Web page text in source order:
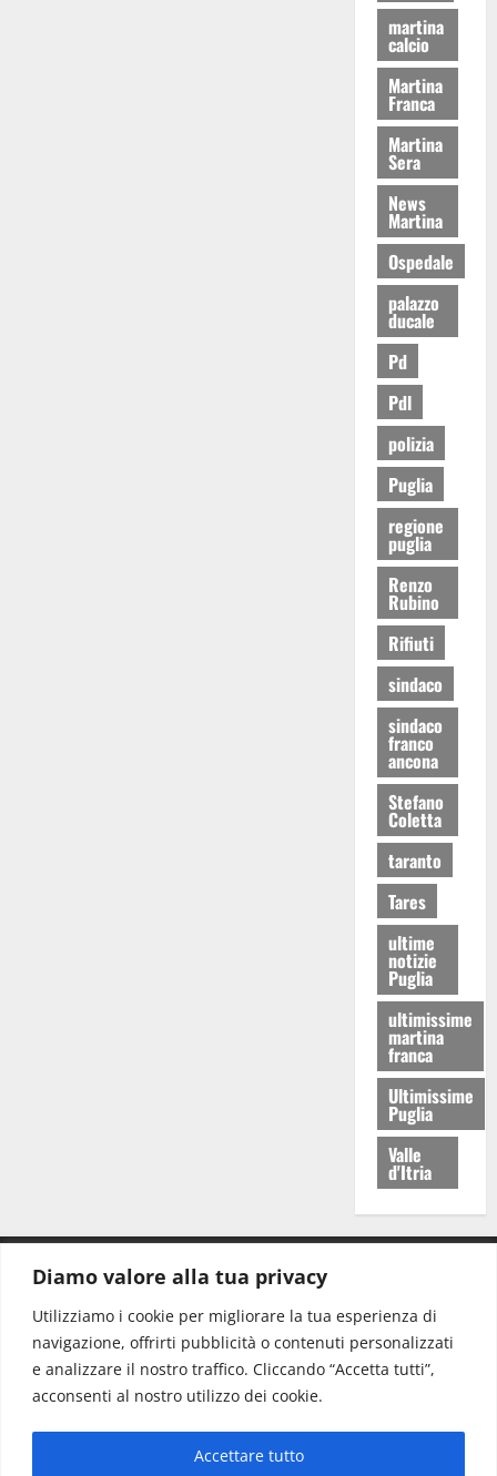
Diamo valore alla tua privacy
Utilizziamo i cookie per migliorare la tua esperienza di
navigazione, offrirti pubblicità o contenuti personalizzati
e analizzare il nostro traffico. Cliccando “Accetta tutti”,
acconsenti al nostro utilizzo dei cookie.
Accettare tutto
martina
calcio
Martina
Franca
Martina
Sera
News
Martina
Ospedale
palazzo
ducale
Pd
Pdl
polizia
Puglia
regione
puglia
Renzo
Rubino
Rifiuti
sindaco
sindaco
franco
ancona
Stefano
Coletta
taranto
Tares
ultime
notizie
Puglia
ultimissime
martina
franca
Ultimissime
Puglia
Valle
d'Itria
Redazione: redazione@www.martinasera.it
Direttore:direttore@www.martinasera.it
Info & Commerciale:info@www.martinasera.it